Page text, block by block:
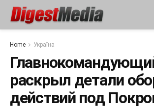
Home Україна
раскрыл детали
действий под